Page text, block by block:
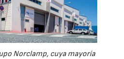
Norclamp, cuya mayoría